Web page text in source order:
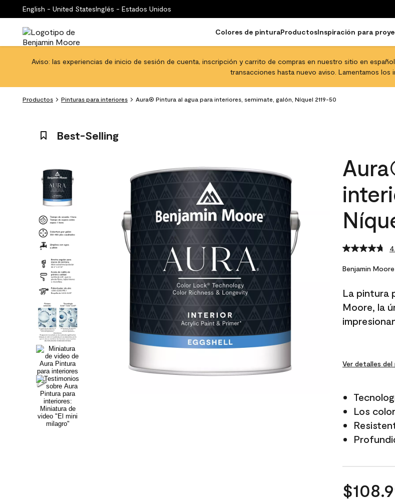
English - United StatesInglés - Estados Unidos
Colores de pinturaProductosInspiración para
Aviso: las experiencias de inicio de sesión de cuenta, inscripción y carrito de compras en nuestro sitio en
transacciones hasta nuevo aviso. Lamentamos los
Productos Pinturas para interiores Aura® Pintura al agua para interiores, semimate, galón, Níquel 2119-50
Best-Selling
Benjamin Moore
La pintura
Moore, la
Ver detalles
Los